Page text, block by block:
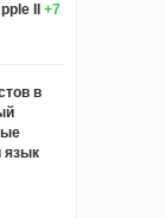
II
+7
в
язык